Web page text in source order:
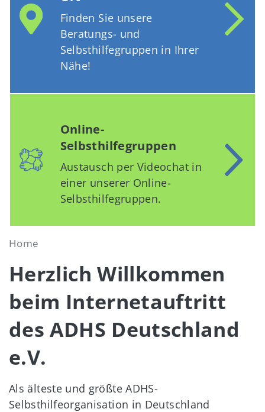
Finden Sie unsere
Beratungs- und
Selbsthilfegruppen in Ihrer
Nähe!
Online-
Selbsthilfegruppen
Austausch per Videochat in
einer unserer Online-
Selbsthilfegruppen.
Home
Herzlich Willkommen
beim Internetauftritt
des ADHS Deutschland
e.V.
Als älteste und größte ADHS-
Selbsthilfeorganisation in Deutschland